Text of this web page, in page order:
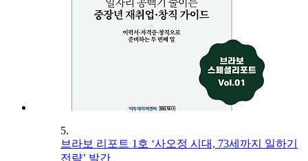
5.
브라보 리포트 1호 ‘사오정 시대, 73세까지 일하기
전략’ 발간